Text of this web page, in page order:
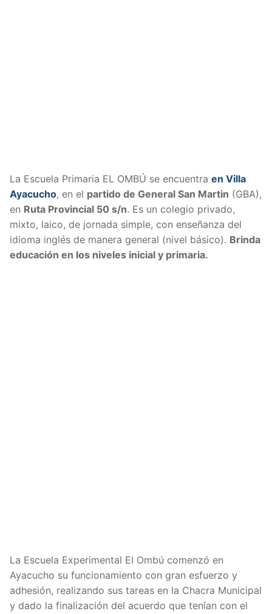
La Escuela Primaria EL OMBÚ se encuentra en Villa
Ayacucho, en el partido de General San Martin (GBA),
en Ruta Provincial 50 s/n. Es un colegio privado,
mixto, laico, de jornada simple, con enseñanza del
idioma inglés de manera general (nivel básico). Brinda
educación en los niveles inicial y primaria.
La Escuela Experimental El Ombú comenzó en
Ayacucho su funcionamiento con gran esfuerzo y
adhesión, realizando sus tareas en la Chacra Municipal
y dado la finalización del acuerdo que tenían con el